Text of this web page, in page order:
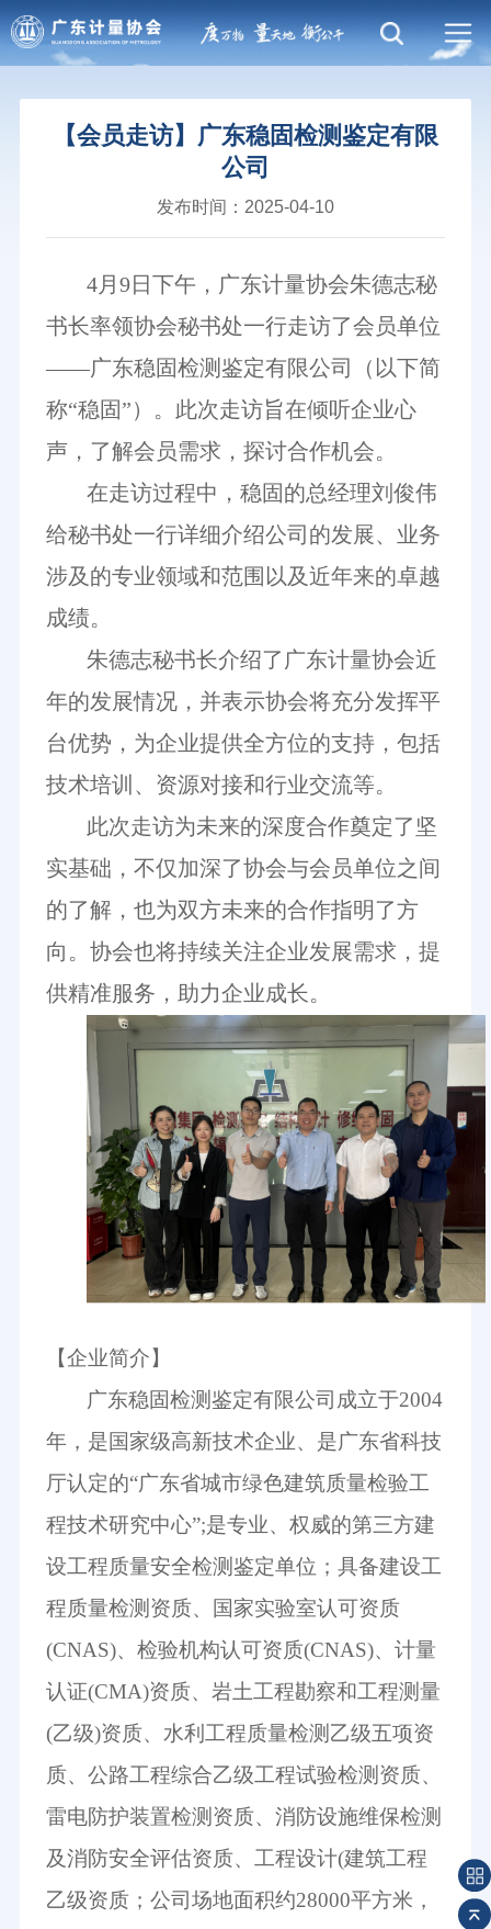
【会员走访】广东稳固检测鉴定有限
公司
发布时间：2025-04-10
4月9日下午，广东计量协会朱德志秘
书长率领协会秘书处一行走访了会员单位
——广东稳固检测鉴定有限公司（以下简
称“稳固”）。此次走访旨在倾听企业心
声，了解会员需求，探讨合作机会。
在走访过程中， 稳固的总经理刘俊伟
给秘书处一行详细介绍公司的发展、业务
涉及的专业领域和范围以及近年来的卓越
成绩。
朱德志秘书长介绍了 广东计量协会近
年的发展情况，并表示协会将充分发挥平
台优势，为企业提供全方位的支持，包括
技术培训、资源对接和行业交流等。
此次走访为未来的深度合作奠定了坚
实基础 ， 不仅加深了协会与会员单位之间
的了解，也为双方未来的合作指明了方
向 。 协会也将持续关注企业发展需求，提
供精准服务，助力企业成长。
【企业简介】
广东稳固检测鉴定有限公司成立于2004
年，是国家级高新技术企业、是广东省科技
厅认定的“广东省城市绿色建筑质量检验工
程技术研究中心”;是专业、权威的第三方建
设工程质量安全检测鉴定单位；具备建设工
程质量检测资质、国家实验室认可资质
(CNAS)、检验机构认可资质(CNAS)、计量
认证(CMA)资质、岩土工程勘察和工程测量
(乙级)资质、水利工程质量检测乙级五项资
质、公路工程综合乙级工程试验检测资质、
雷电防护装置检测资质、消防设施维保检测
及消防安全评估资质、工程设计(建筑工程
乙级资质；公司场地面积约28000平方米，